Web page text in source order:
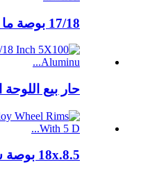
17/18 بوصة ما بعد البيع Alum ...
حار بيع اللوحة
18x.8.5 بوصة سبائك الألومنيوم ...